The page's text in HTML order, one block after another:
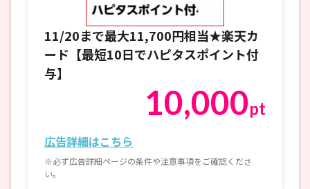
11/20まで最大11,700円相当★楽天カ
ード【最短10日でハピタスポイント付
与】
10,000pt
広告詳細はこちら
※必ず広告詳細ページの条件や注意事項をご確認くださ
い。